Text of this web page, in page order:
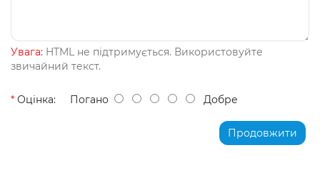
Увага: HTML не підтримується. Використовуйте
звичайний текст.
Оцінка: Погано Добре
Продовжити